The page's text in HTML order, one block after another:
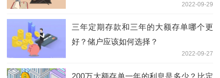
2022-09-29
三年定期存款和三年的大额存单哪个更
好？储户应该如何选择？
2022-09-27
200万大额存单一年的利息是多少？比定